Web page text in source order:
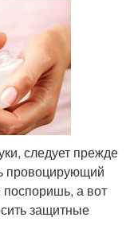
следует прежде
провоцирующий
а вот
защитные